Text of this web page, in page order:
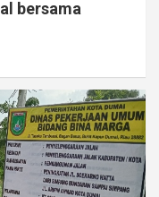
bersama